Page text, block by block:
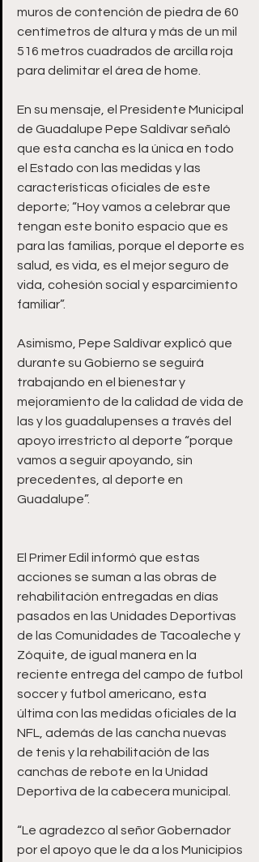
muros de contención de piedra de 60
centímetros de altura y más de un mil
516 metros cuadrados de arcilla roja
para delimitar el área de home.
En su mensaje, el Presidente Municipal
de Guadalupe Pepe Saldívar señaló
que esta cancha es la única en todo
el Estado con las medidas y las
características oficiales de este
deporte; “Hoy vamos a celebrar que
tengan este bonito espacio que es
para las familias, porque el deporte es
salud, es vida, es el mejor seguro de
vida, cohesión social y esparcimiento
familiar”.
Asimismo, Pepe Saldívar explicó que
durante su Gobierno se seguirá
trabajando en el bienestar y
mejoramiento de la calidad de vida de
las y los guadalupenses a través del
apoyo irrestricto al deporte “porque
vamos a seguir apoyando, sin
precedentes, al deporte en
Guadalupe”.
El Primer Edil informó que estas
acciones se suman a las obras de
rehabilitación entregadas en días
pasados en las Unidades Deportivas
de las Comunidades de Tacoaleche y
Zóquite, de igual manera en la
reciente entrega del campo de futbol
soccer y futbol americano, esta
última con las medidas oficiales de la
NFL, además de las cancha nuevas
de tenis y la rehabilitación de las
canchas de rebote en la Unidad
Deportiva de la cabecera municipal.
“Le agradezco al señor Gobernador
por el apoyo que le da a los Municipios